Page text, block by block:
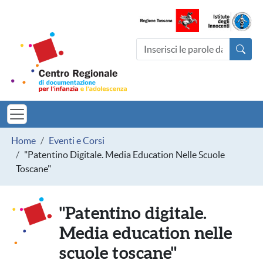
Centro Regionale di
Cerca nel sito
Briciole di pane
Home
Eventi e Corsi
"Patentino Digitale. Media Education Nelle Scuole
Toscane"
"Patentino digitale.
Media education nelle
scuole toscane"